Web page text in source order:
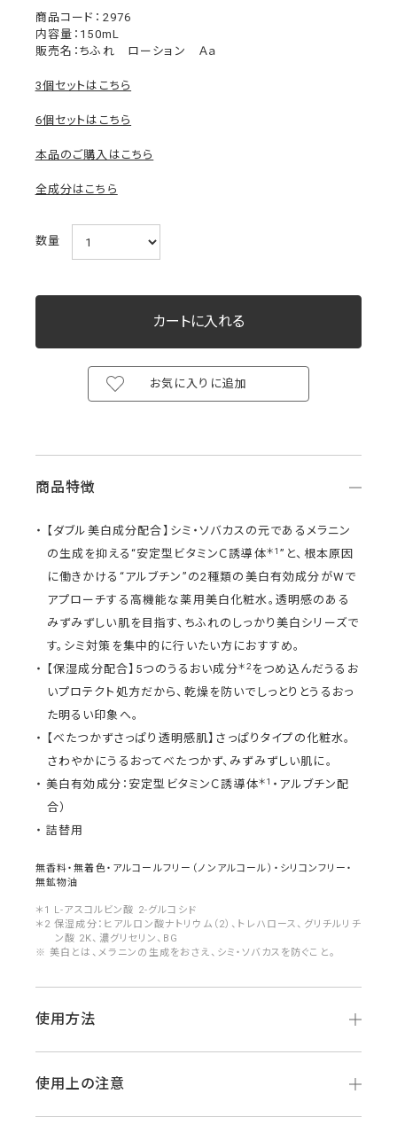
2976
内容量：150mL
販売名：ちふれ ローション Ａａ
3個セットはこちら
6個セットはこちら
本品のご購入はこちら
全成分はこちら
数量
お気に入りに追加
商品特徴
【ダブル美白成分配合】シミ・ソバカスの元であるメラニン
の生成を抑える“安定型ビタミンＣ誘導体＊1”と、根本原因
に働きかける“アルブチン”の2種類の美白有効成分がWで
アプローチする高機能な薬用美白化粧水。透明感のある
みずみずしい肌を目指す、ちふれのしっかり美白シリーズで
す。シミ対策を集中的に行いたい方におすすめ。
【保湿成分配合】5つのうるおい成分＊2 をつめ込んだうるお
いプロテクト処方だから、乾燥を防いでしっとりとうるおっ
た明るい印象へ。
【べたつかずさっぱり透明感肌】さっぱりタイプの化粧水。
さわやかにうるおってべたつかず、みずみずしい肌に。
美白有効成分：安定型ビタミンＣ誘導体＊1 ・アルブチン配
合）
詰替用
無香料・無着色・アルコールフリー（ノンアルコール）・シリコンフリー・
無鉱物油
＊1 L-アスコルビン酸 2-グルコシド
＊2 保湿成分：ヒアルロン酸ナトリウム（2）、トレハロース、グリチルリチ
ン酸 2K、濃グリセリン、BG
※ 美白とは、メラニンの生成をおさえ、シミ・ソバカスを防ぐこと。
使用方法
使用上の注意